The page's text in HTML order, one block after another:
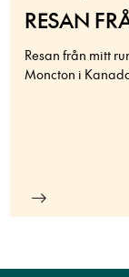
RESAN
Resan från mitt
Moncton i